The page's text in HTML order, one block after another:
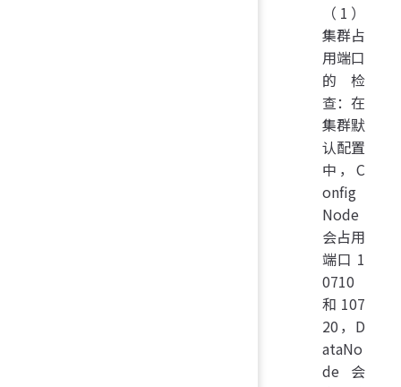
（1）
集群占
用端口
的检
查：在
集群默
认配置
中，C
onfig
Node
会占用
端口 1
0710
和 107
20，D
ataNo
de 会